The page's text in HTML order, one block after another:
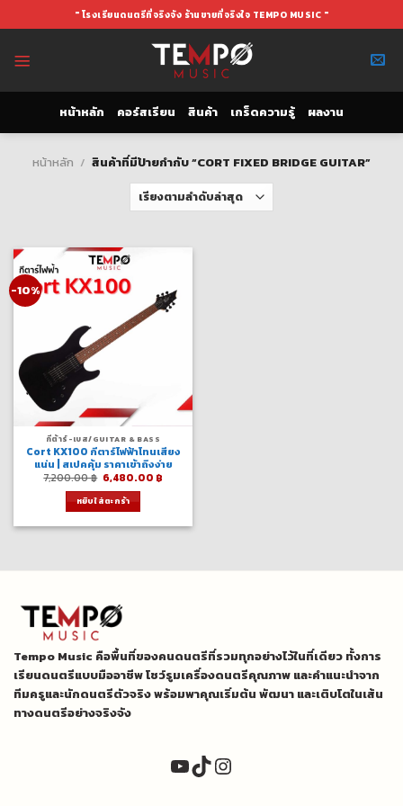
to
" โรงเรียนดนตรีที่จริงจัง ร้านขายที่จริงใจ TEMPO MUSIC "
หน้าหลัก คอร์สเรียน สินค้า เกร็ดความรู้ ผลงาน
หน้าหลัก / สินค้าที่มีป้ายกำกับ “CORT FIXED BRIDGE GUITAR”
-10%
กีต้าร์-เบส/GUITAR & BASS
Cort KX100 กีตาร์ไฟฟ้าโทนเสียง
แน่น | สเปคคุ้ม ราคาเข้าถึงง่าย
7,200.00฿ Original
price
was:
7,200.00 ฿.
6,480.00 ฿Current
หยิบใส่ตะกร้า
Tempo Music คือพื้นที่ของคนดนตรีที่รวมทุกอย่างไว้ในที่เดียว ทั้งการ
เรียนดนตรีแบบมืออาชีพ โชว์รูมเครื่องดนตรีคุณภาพ และคำแนะนำจาก
ทีมครูและนักดนตรีตัวจริง พร้อมพาคุณเริ่มต้น พัฒนา และเติบโตในเส้น
ทางดนตรีอย่างจริงจัง
YouTube
TikTok
Instagram